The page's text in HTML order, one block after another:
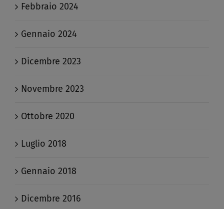
Febbraio 2024
Gennaio 2024
Dicembre 2023
Novembre 2023
Ottobre 2020
Luglio 2018
Gennaio 2018
Dicembre 2016